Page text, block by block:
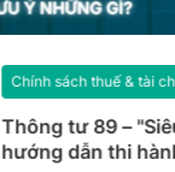
Thông tư 89 –
hướng dẫn thi
Chính sách thuế & tài